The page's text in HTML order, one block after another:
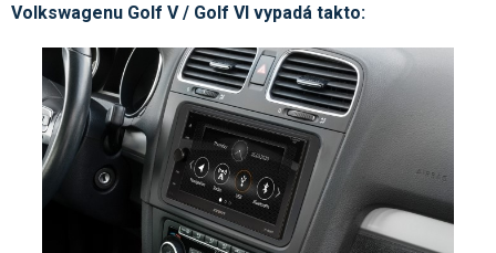
Volkswagenu Golf V / Golf VI vypadá takto: